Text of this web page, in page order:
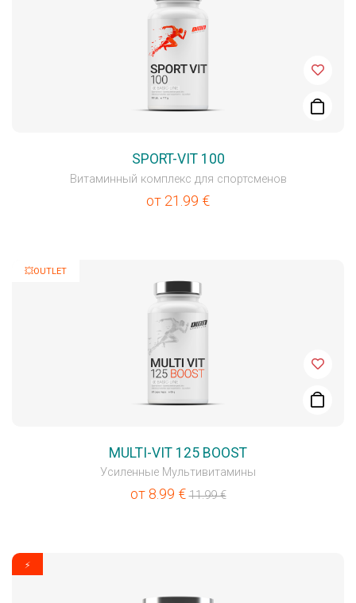
SPORT-VIT 100
Витаминный комплекс для спортсменов
от 21.99 €
💥OUTLET
MULTI-VIT 125 BOOST
Усиленные Мультивитамины
от 8.99 €11.99€
⚡